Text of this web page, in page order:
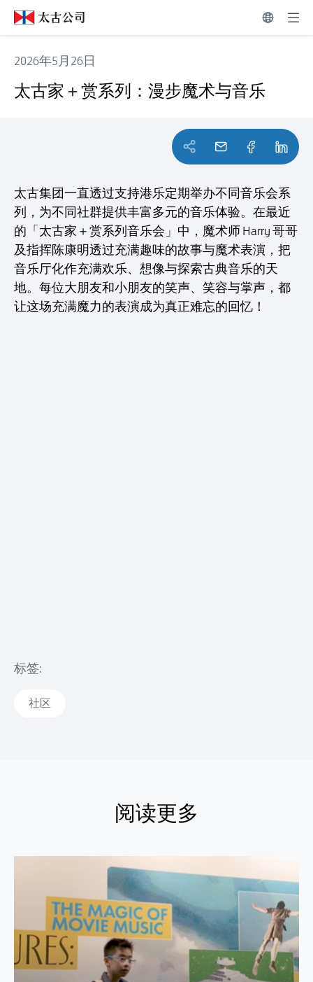
2026年5月26日
太古家＋赏系列：漫步魔术与音乐
太古集团一直透过支持港乐定期举办不同音乐会系
列，为不同社群提供丰富多元的音乐体验。在最近
的「太古家＋赏系列音乐会」中，魔术师 Harry 哥哥
及指挥陈康明透过充满趣味的故事与魔术表演，把
音乐厅化作充满欢乐、想像与探索古典音乐的天
地。每位大朋友和小朋友的笑声、笑容与掌声，都
让这场充满魔力的表演成为真正难忘的回忆！
标签:
社区
阅读更多